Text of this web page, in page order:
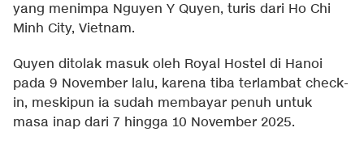
yang menimpa Nguyen Y Quyen, turis dari Ho Chi
Minh City, Vietnam.
Quyen ditolak masuk oleh Royal Hostel di Hanoi
pada 9 November lalu, karena tiba terlambat check-
in, meskipun ia sudah membayar penuh untuk
masa inap dari 7 hingga 10 November 2025.